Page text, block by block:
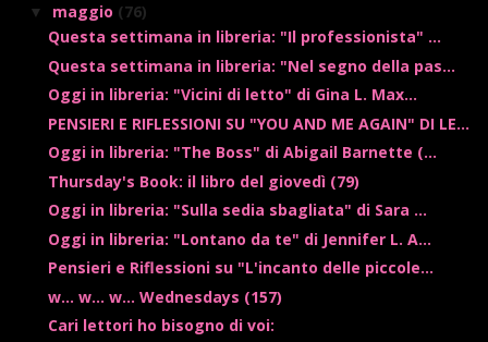
▼ maggio (76)
Questa settimana in libreria: "Il professionista" ...
Questa settimana in libreria: "Nel segno della pas...
Oggi in libreria: "Vicini di letto" di Gina L. Max...
PENSIERI E RIFLESSIONI SU "YOU AND ME AGAIN" DI LE...
Oggi in libreria: "The Boss" di Abigail Barnette (...
Thursday's Book: il libro del giovedì (79)
Oggi in libreria: "Sulla sedia sbagliata" di Sara ...
Oggi in libreria: "Lontano da te" di Jennifer L. A...
Pensieri e Riflessioni su "L'incanto delle piccole...
w... w... w... Wednesdays (157)
Cari lettori ho bisogno di voi: